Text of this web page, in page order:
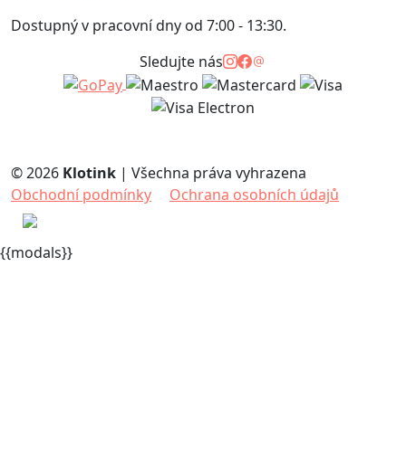
Krásna a perfektne sedí! Ďakujem :)
29/03/25
Dostupný v pracovní dny od 7:00 - 13:30.
Sledujte nás
© 2026 Klotink | Všechna práva vyhrazena
Obchodní podmínky
Ochrana osobních údajů
{{modals}}